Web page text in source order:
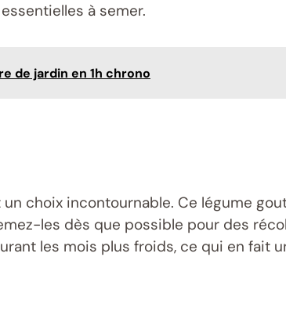
à semer.
de jardin en 1h chrono
un choix incontournable. Ce légume
les dès que possible pour des
les mois plus froids, ce qui en fait